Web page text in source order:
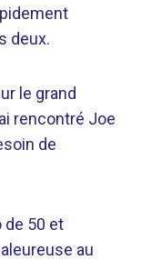
deux.
le grand
rencontré Joe
de
de 50 et
au